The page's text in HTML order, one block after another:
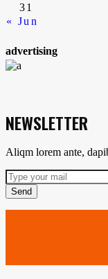
« Jun
31
advertising
NEWSLETTER
Aliqm lorem ante,
Send